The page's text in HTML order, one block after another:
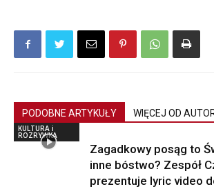
PODOBNE ARTYKUŁY WIĘCEJ OD
KULTURA i
ROZRYWKA
Zagadkowy posąg to
inne bóstwo? Zespół
prezentuje lyric video